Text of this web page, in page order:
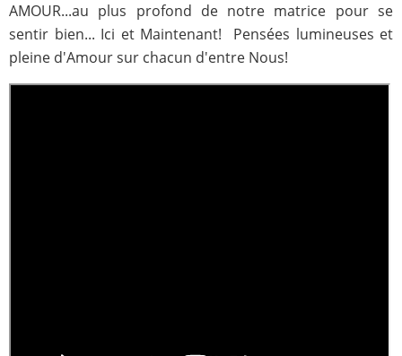
AMOUR...au plus profond de notre matrice pour se
sentir bien... Ici et Maintenant! Pensées lumineuses et
pleine d'Amour sur chacun d'entre Nous!